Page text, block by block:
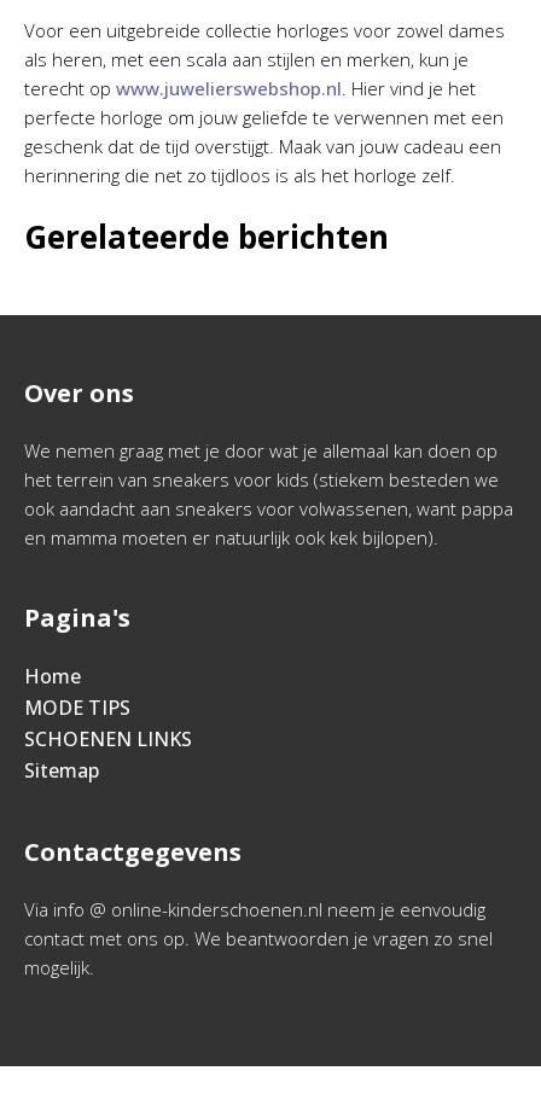
Voor een uitgebreide collectie horloges voor zowel dames
als heren, met een scala aan stijlen en merken, kun je
terecht op www.juwelierswebshop.nl. Hier vind je het
perfecte horloge om jouw geliefde te verwennen met een
geschenk dat de tijd overstijgt. Maak van jouw cadeau een
herinnering die net zo tijdloos is als het horloge zelf.
Gerelateerde berichten
Over ons
We nemen graag met je door wat je allemaal kan doen op
het terrein van sneakers voor kids (stiekem besteden we
ook aandacht aan sneakers voor volwassenen, want pappa
en mamma moeten er natuurlijk ook kek bijlopen).
Pagina's
Home
MODE TIPS
SCHOENEN LINKS
Sitemap
Contactgegevens
Via info @ online-kinderschoenen.nl neem je eenvoudig
contact met ons op. We beantwoorden je vragen zo snel
mogelijk.